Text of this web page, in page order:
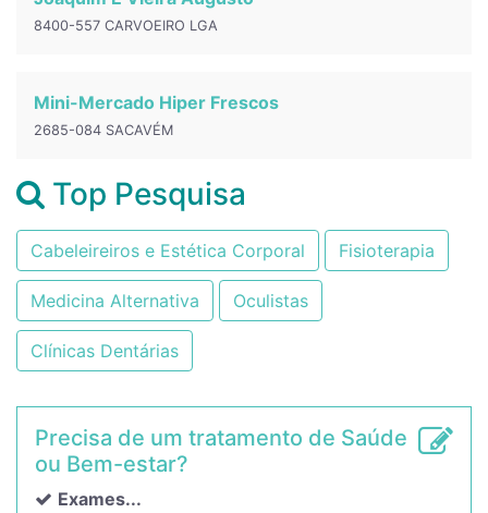
8400-557 CARVOEIRO LGA
Mini-Mercado Hiper Frescos
2685-084 SACAVÉM
Top Pesquisa
Cabeleireiros e Estética Corporal Fisioterapia
Medicina Alternativa Oculistas
Clínicas Dentárias
Precisa de um tratamento de Saúde
ou Bem-estar?
Exames...